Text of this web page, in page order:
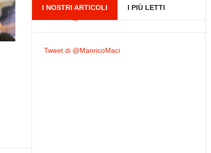
I NOSTRI ARTICOLI I PIÙ LETTI
Tweet di @ManricoMaci